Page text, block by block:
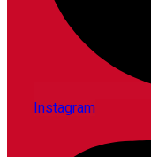
Instagram